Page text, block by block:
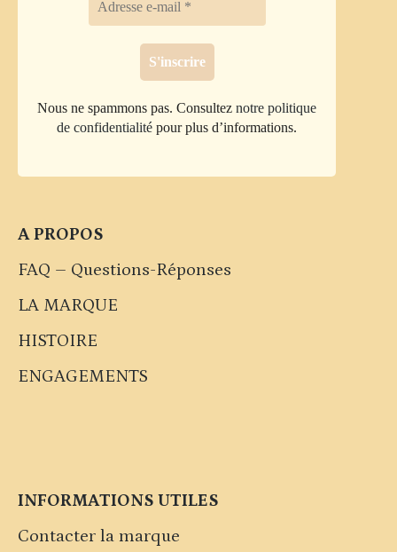
la
du
Nous ne spammons pas. Consulteznotre politique
de confidentialité pour plus d’informations.
A PROPOS
FAQ – Questions-Réponses
LA MARQUE
HISTOIRE
ENGAGEMENTS
INFORMATIONS UTILES
Contacter la marque